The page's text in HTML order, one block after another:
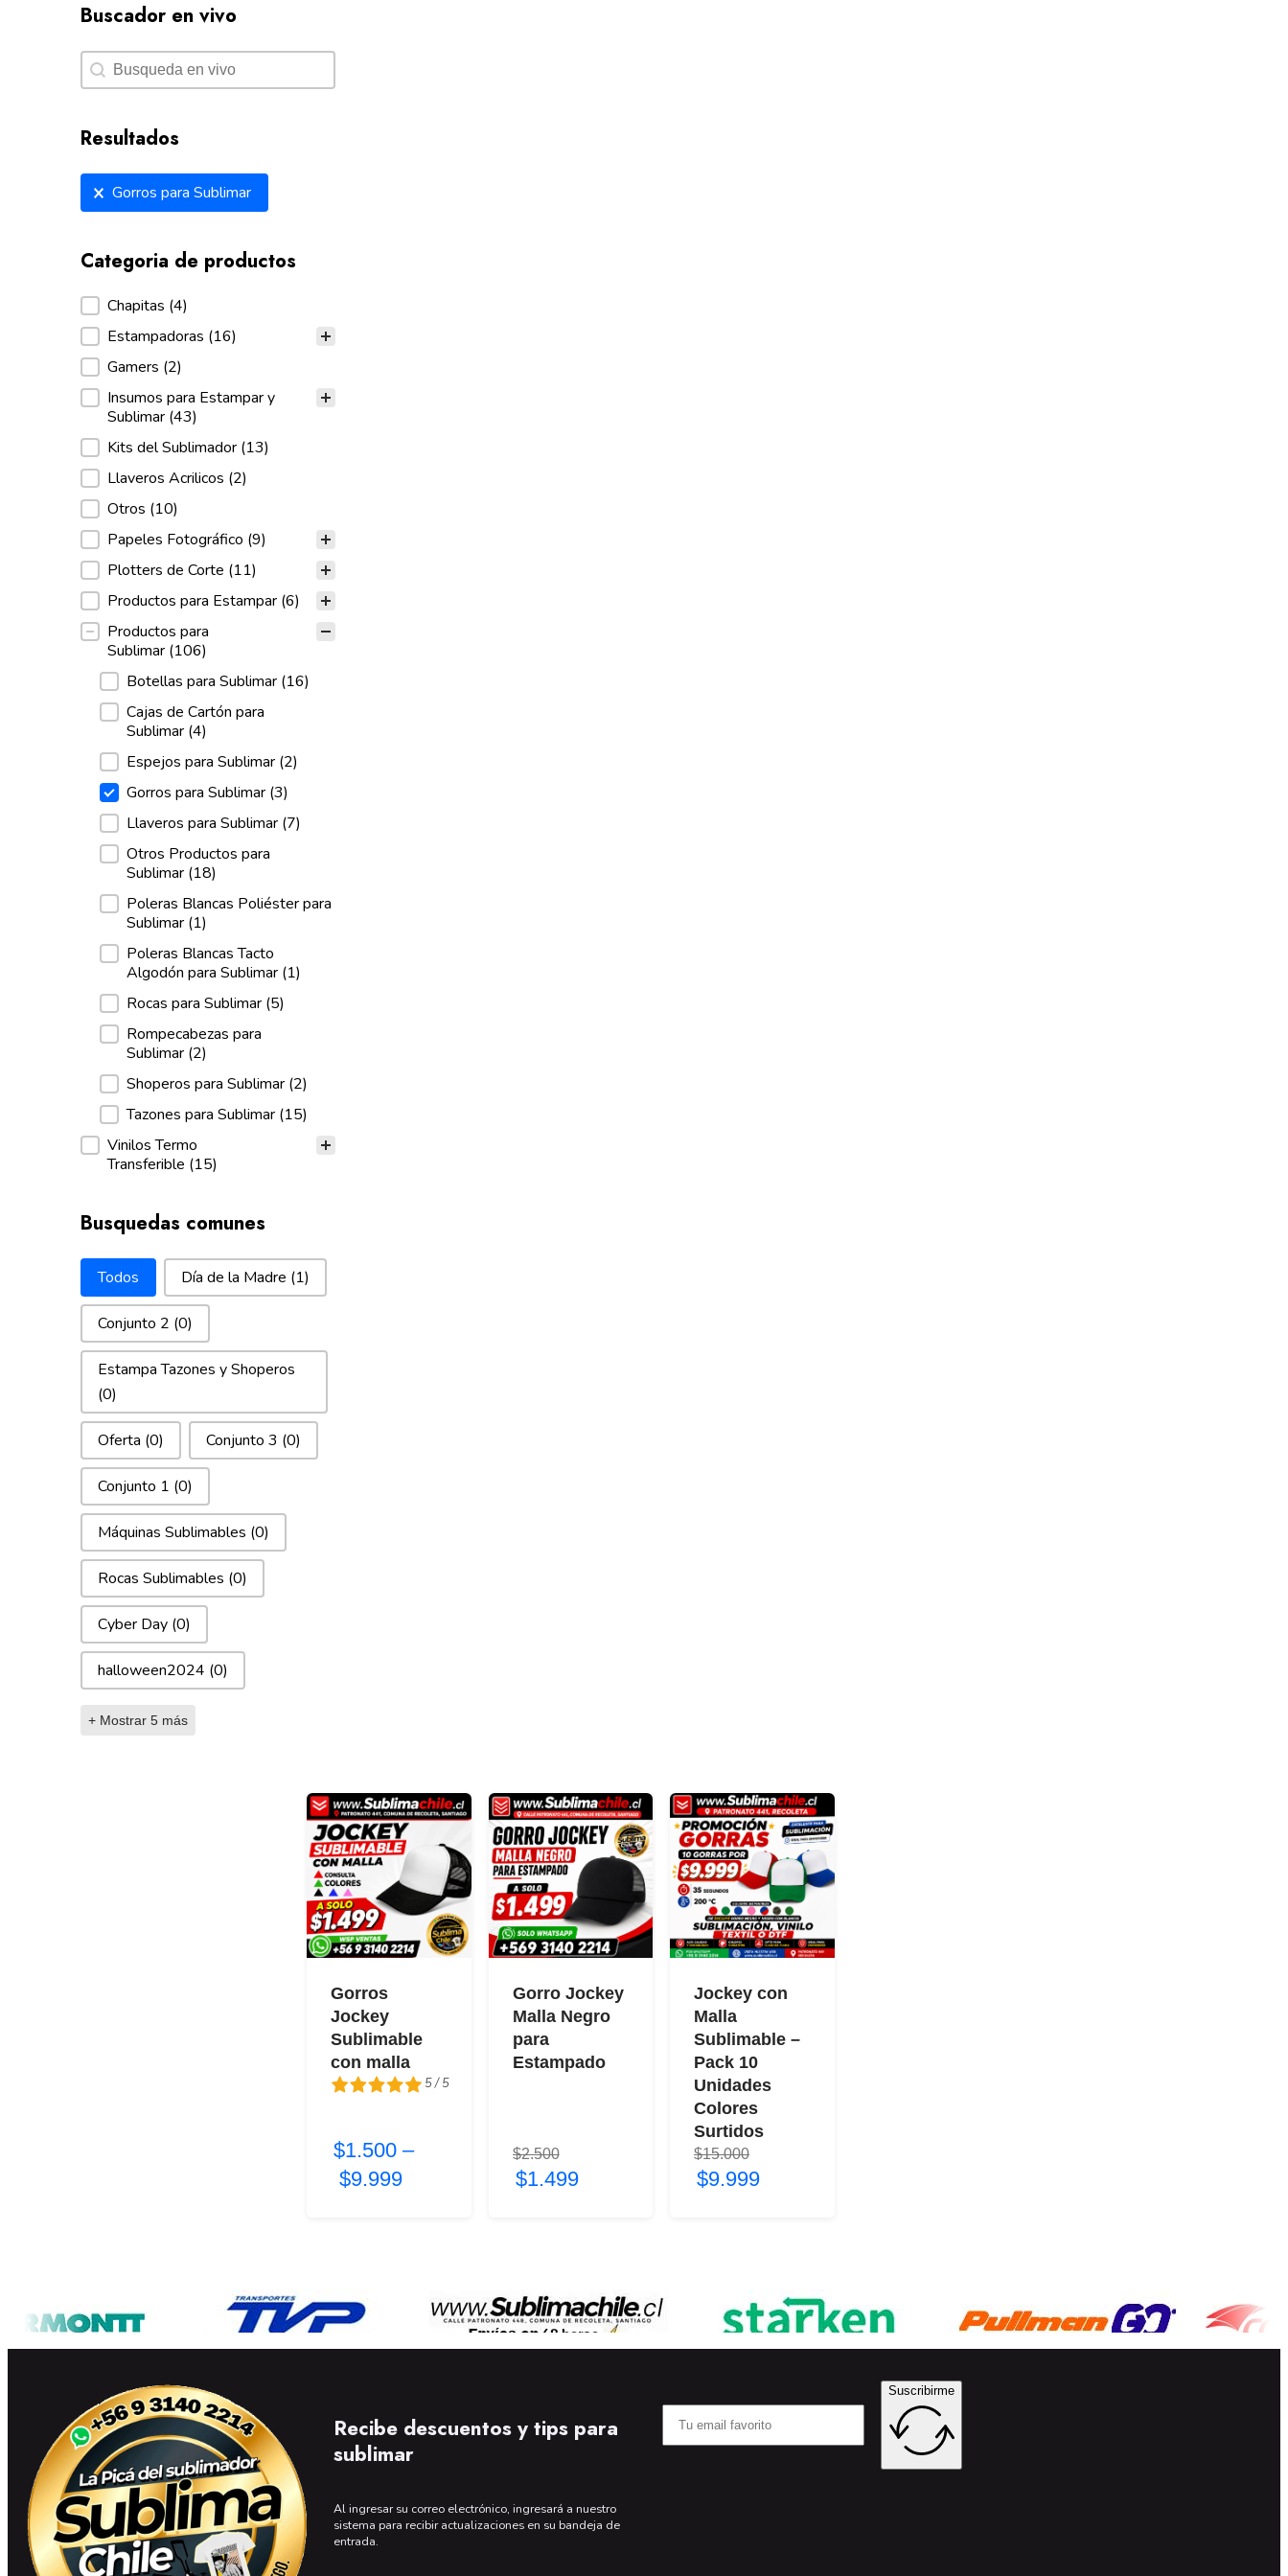
Buscador en vivo
Buscador en vivo
Buscador en vivo
Resultados
Resultados
Gorros para Sublimar
Categoria de productos
Categoria de productos
Chapitas (4)
Estampadoras (16)
Gamers (2)
Insumos para Estampar y
Sublimar (43)
Kits del Sublimador (13)
Llaveros Acrilicos (2)
Otros (10)
Papeles Fotográfico (9)
Plotters de Corte (11)
Productos para Estampar (6)
Productos para
Sublimar (106)
Botellas para Sublimar (16)
Cajas de Cartón para
Sublimar (4)
Espejos para Sublimar (2)
Gorros para Sublimar (3)
Llaveros para Sublimar (7)
Otros Productos para
Sublimar (18)
Poleras Blancas Poliéster para
Sublimar (1)
Poleras Blancas Tacto
Algodón para Sublimar (1)
Rocas para Sublimar (5)
Rompecabezas para
Sublimar (2)
Shoperos para Sublimar (2)
Tazones para Sublimar (15)
Vinilos Termo
Transferible (15)
Busquedas comunes
Busquedas comunes
Todos Día de la Madre (1)
Conjunto 2 (0)
Estampa Tazones y Shoperos
(0)
Oferta (0) Conjunto 3 (0)
Conjunto 1 (0)
Máquinas Sublimables (0)
Rocas Sublimables (0)
Cyber Day (0)
halloween2024 (0)
+ Mostrar 5 más
Gorros
Jockey
Sublimable
con malla
5 / 5
5 / 5
$1.500 –
$9.999
Gorro Jockey
Malla Negro
para
Estampado
$2.500
$1.499
Jockey con
Malla
Sublimable –
Pack 10
Unidades
Colores
Surtidos
$15.000
$9.999
Recibe descuentos y tips para
sublimar
Al ingresar su correo electrónico, ingresará a nuestro
sistema para recibir actualizaciones en su bandeja de
entrada.
Suscribirme